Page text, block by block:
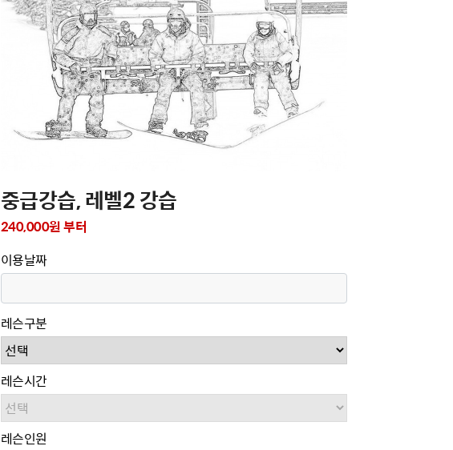
중급강습, 레벨2 강습
240,000원 부터
이용날짜
레슨구분
레슨시간
레슨인원